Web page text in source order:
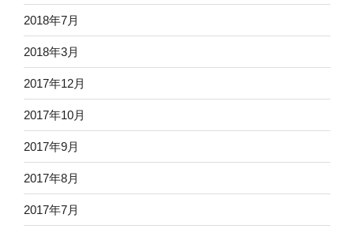
2018年7月
2018年3月
2017年12月
2017年10月
2017年9月
2017年8月
2017年7月